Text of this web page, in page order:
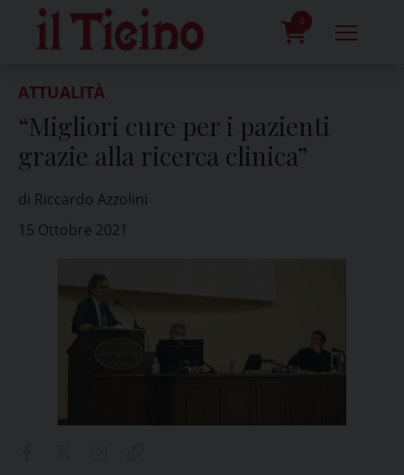
content
0
ATTUALITÀ
“Migliori cure per i pazienti
grazie alla ricerca clinica”
di Riccardo Azzolini
15 Ottobre 2021